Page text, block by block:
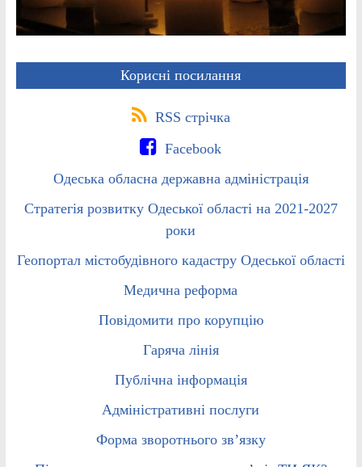
Корисні посилання
RSS стрічка
Facebook
Одеська обласна державна адміністрація
Стратегія розвитку Одеської області на 2021-2027
роки
Геопортал містобудівного кадастру Одеської області
Медична реформа
Повідомити про корупцію
Гаряча лінія
Публічна інформація
Адміністративні послуги
Форма зворотнього зв’язку